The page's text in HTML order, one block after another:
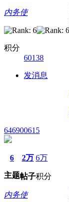
内务使
积分
60138
发消息
646900615
6
主题
2万
帖子
6万
积分
内务使